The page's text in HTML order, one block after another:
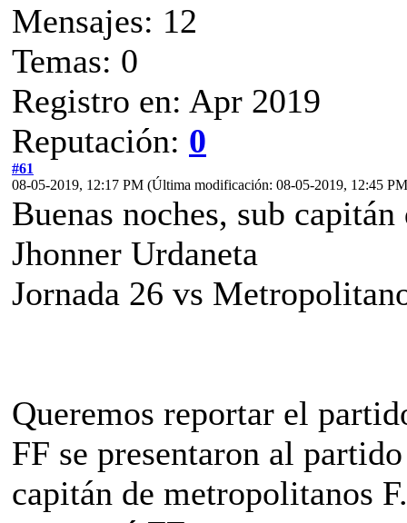
Mensajes: 12
Temas: 0
Registro en: Apr 2019
Reputación: 0
#61
08-05-2019, 12:17 PM (Última modificación: 08-05-2019, 12:45
Buenas noches, sub
Jhonner Urdaneta
Jornada 26 vs
Queremos reportar el
FF se presentaron al
capitán de metropolitanos